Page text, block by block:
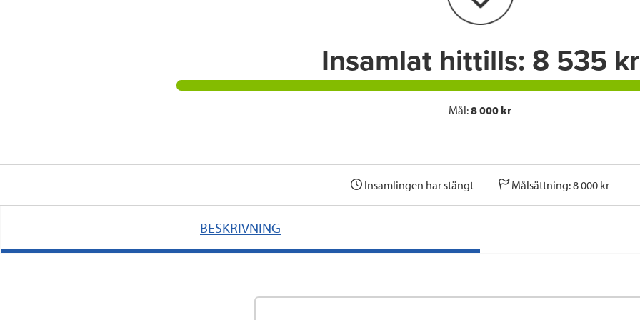
n
Insamlat hittills: 8 535 kr
Mål:8 000 kr
Insamlingen har stängt Målsättning: 8 000 kr
BESKRIVNING